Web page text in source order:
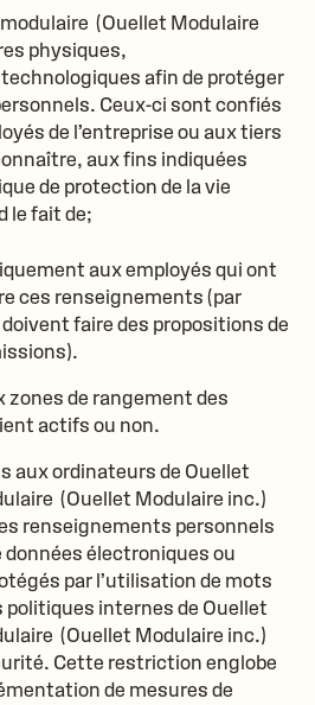
(Ouellet Modulaire
physiques,
afin de protéger
Ceux-ci sont confiés
de l’entreprise ou aux tiers
aux fins indiquées
de protection de la vie
le fait de;
aux employés qui ont
ces renseignements (par
faire des propositions de
zones de rangement des
actifs ou non.
aux ordinateurs de Ouellet
(Ouellet Modulaire inc.)
renseignements personnels
données électroniques ou
par l’utilisation de mots
politiques internes de Ouellet
(Ouellet Modulaire inc.)
Cette restriction englobe
de mesures de